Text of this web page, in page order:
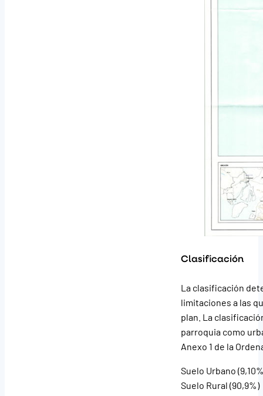
Clasificación
La clasificación
limitaciones a las
plan. La
parroquia como
Anexo 1 de la
Suelo Urbano
Suelo Rural (90,9%)